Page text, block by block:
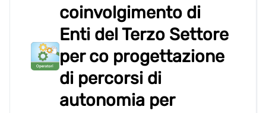
coinvolgimento di
Enti del Terzo Settore
per co progettazione
di percorsi di
autonomia per